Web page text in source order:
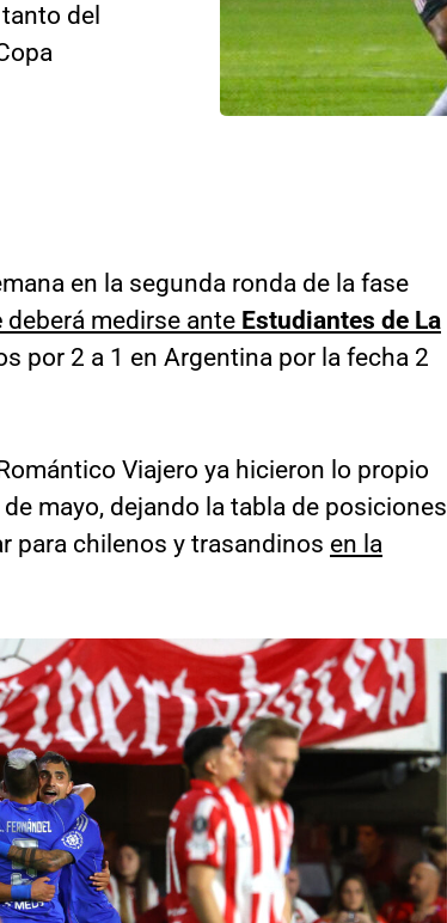
del
en la segunda ronda de la fase
deberá medirse ante Estudiantes de La
por 2 a 1 en Argentina por la fecha 2
Viajero ya hicieron lo propio
mayo, dejando la tabla de posiciones
para chilenos y trasandinos en la